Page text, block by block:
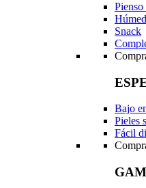
Pienso
Snack
Bajo
Pieles
Fácil